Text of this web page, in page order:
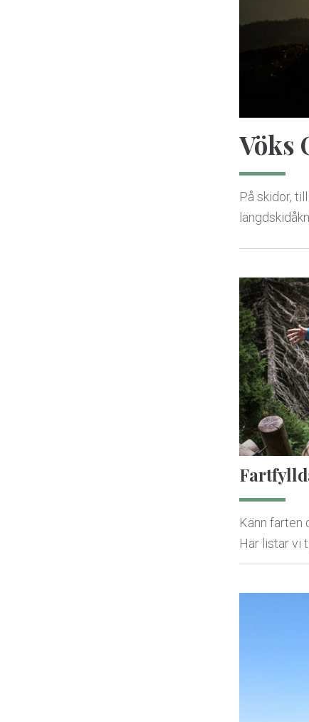
Vöks
På skidor,
Känn farten
Här listar vi